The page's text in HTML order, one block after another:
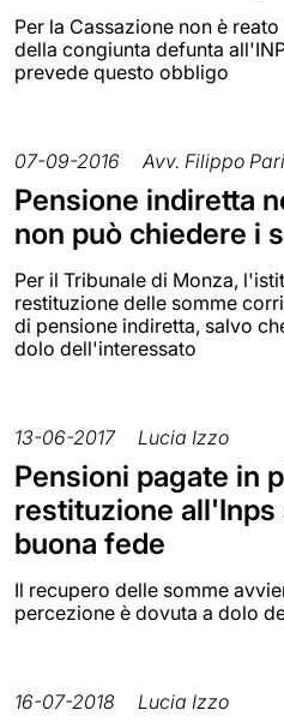
Per la Cassazione non è
della congiunta defunta
prevede questo obbligo
07-09-2016 Avv. Filippo
Pensione indiretta
non può chiedere i
Per il Tribunale di Monza,
restituzione delle somme
di pensione indiretta, salvo
dolo dell'interessato
13-06-2017 Lucia Izzo
Pensioni pagate in
restituzione
buona fede
Il recupero delle somme
percezione è dovuta a dolo
16-07-2018 Lucia Izzo